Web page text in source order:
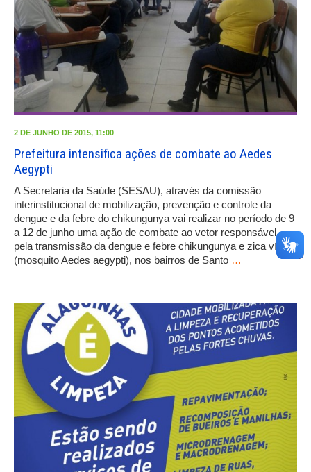
2 DE JUNHO DE 2015, 11:00
Prefeitura intensifica ações de combate ao Aedes
Aegypti
A Secretaria da Saúde (SESAU), através da comissão
interinstitucional de mobilização, prevenção e controle da
dengue e da febre do chikungunya vai realizar no período de 9
a 12 de junho uma ação de combate ao vetor responsável
pela transmissão da dengue e febre chikungunya e zica vírus,
(mosquito Aedes aegypti), nos bairros de Santo …